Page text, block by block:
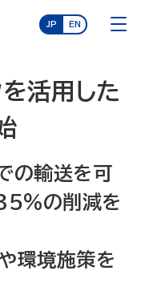
JP EN
活用した
の輸送を可
％の削減を
環境施策を